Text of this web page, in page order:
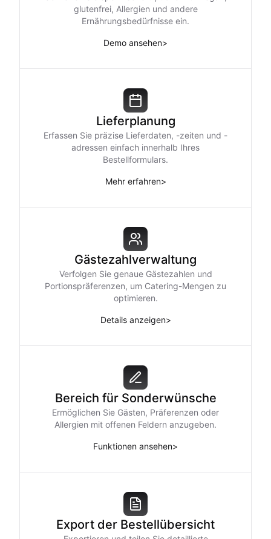
glutenfrei, Allergien und andere
Ernährungsbedürfnisse ein.
Demo ansehen>
Lieferplanung
Erfassen Sie präzise Lieferdaten, -zeiten und -
adressen einfach innerhalb Ihres
Bestellformulars.
Mehr erfahren>
Gästezahlverwaltung
Verfolgen Sie genaue Gästezahlen und
Portionspräferenzen, um Catering-Mengen zu
optimieren.
Details anzeigen>
Bereich für Sonderwünsche
Ermöglichen Sie Gästen, Präferenzen oder
Allergien mit offenen Feldern anzugeben.
Funktionen ansehen>
Export der Bestellübersicht